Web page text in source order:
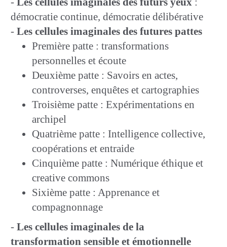
démocratie continue, démocratie délibérative
- Les cellules imaginales des futures pattes
Première patte : transformations
personnelles et écoute
Deuxième patte : Savoirs en actes,
controverses, enquêtes et cartographies
Troisième patte : Expérimentations en
archipel
Quatrième patte : Intelligence collective,
coopérations et entraide
Cinquième patte : Numérique éthique et
creative commons
Sixième patte : Apprenance et
compagnonnage
- Les cellules imaginales de la
transformation sensible et émotionnelle